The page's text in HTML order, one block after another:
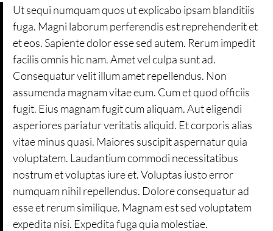
Ut sequi numquam quos ut explicabo ipsam blanditiis
fuga. Magni laborum perferendis est reprehenderit et
et eos. Sapiente dolor esse sed autem. Rerum impedit
facilis omnis hic nam. Amet vel culpa sunt ad.
Consequatur velit illum amet repellendus. Non
assumenda magnam vitae eum. Cum et quod officiis
fugit. Eius magnam fugit cum aliquam. Aut eligendi
asperiores pariatur veritatis aliquid. Et corporis alias
vitae minus quasi. Maiores suscipit aspernatur quia
voluptatem. Laudantium commodi necessitatibus
nostrum et voluptas iure et. Voluptas iusto error
numquam nihil repellendus. Dolore consequatur ad
esse et rerum similique. Magnam est sed voluptatem
expedita nisi. Expedita fuga quia molestiae.